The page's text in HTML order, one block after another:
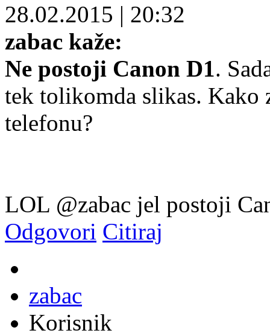
28.02.2015 | 20:32
zabac kaže:
Ne postoji Canon D1.
tek tolikomda slikas. Kako
telefonu?
LOL @zabac jel postoji
Odgovori Citiraj
zabac
Korisnik